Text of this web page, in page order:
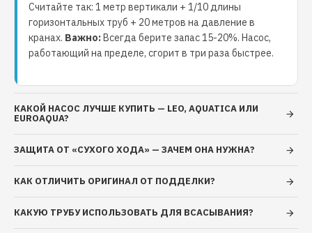
Считайте так: 1 метр вертикали + 1/10 длины
горизонтальных труб + 20 метров на давление в
кранах. Важно:Всегда берите запас 15-20%. Насос,
работающий на пределе, сгорит в три раза быстрее.
КАКОЙ НАСОС ЛУЧШЕ КУПИТЬ — LEO, AQUATICA ИЛИ
EUROAQUA?
ЗАЩИТА ОТ «СУХОГО ХОДА» — ЗАЧЕМ ОНА НУЖНА?
КАК ОТЛИЧИТЬ ОРИГИНАЛ ОТ ПОДДЕЛКИ?
КАКУЮ ТРУБУ ИСПОЛЬЗОВАТЬ ДЛЯ ВСАСЫВАНИЯ?